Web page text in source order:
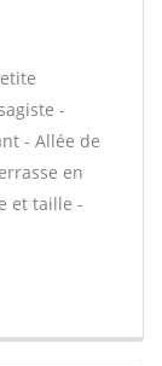
-
- Allée de
en
et taille -